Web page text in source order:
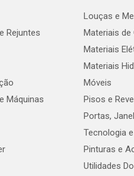
Rejuntes
Máquinas
Louças e
Materiais
Materiais
Materiais
Móveis
Pisos e
Portas,
Tecnologia
Pinturas e
Utilidades